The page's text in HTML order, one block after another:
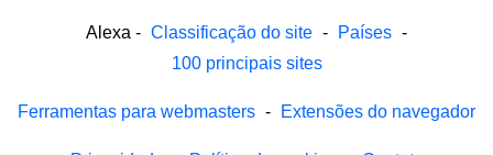
Alexa - Classificação do site - Países -
100 principais sites
Ferramentas para webmasters - Extensões do navegador